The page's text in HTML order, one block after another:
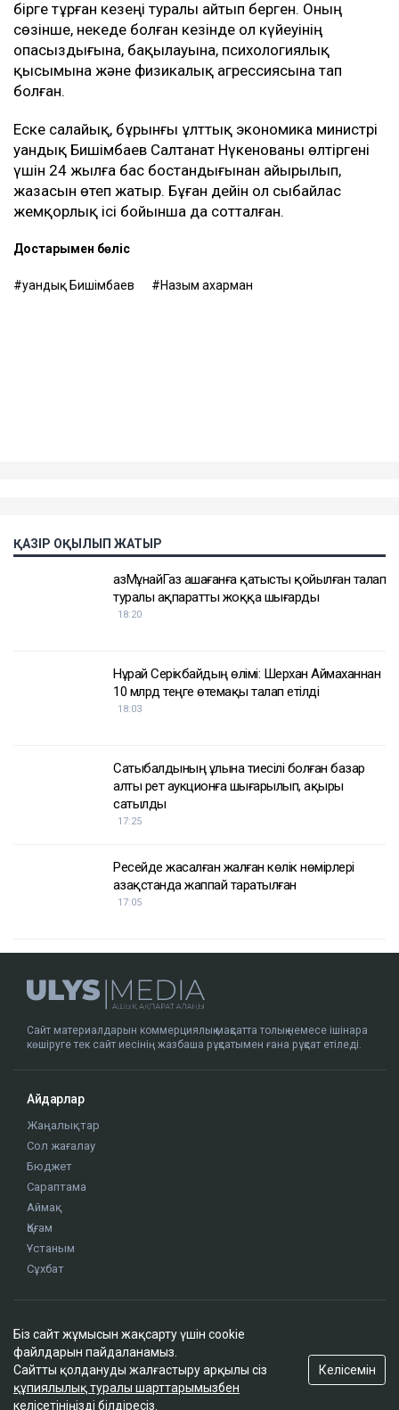
бірге тұрған кезеңі туралы айтып берген. Оның
сөзінше, некеде болған кезінде ол күйеуінің
опасыздығына, бақылауына, психологиялық
қысымына және физикалық агрессиясына тап
болған.
Еске салайық, бұрынғы ұлттық экономика министрі
Қуандық Бишімбаев Салтанат Нүкенованы өлтіргені
үшін 24 жылға бас бостандығынан айырылып,
жазасын өтеп жатыр. Бұған дейін ол сыбайлас
жемқорлық ісі бойынша да сотталған.
Достарыңмен бөліс
Қуандық Бишімбаев Назым Қахарман
ҚАЗІР ОҚЫЛЫП ЖАТЫР
ҚазМұнайГаз Қашағанға қатысты қойылған талап
туралы ақпаратты жоққа шығарды
18:20
Нұрай Серікбайдың өлімі: Шерхан Аймаханнан
10 млрд теңге өтемақы талап етілді
18:03
Сатыбалдының ұлына тиесілі болған базар
алты рет аукционға шығарылып, ақыры
сатылды
17:25
Ресейде жасалған жалған көлік нөмірлері
Қазақстанда жаппай таратылған
17:05
Сайт материалдарын коммерциялық мақсатта толық немесе ішінара
көшіруге тек сайт иесінің жазбаша рұқсатымен ғана рұқсат етіледі.
Айдарлар
Жаңалықтар
Сол жағалау
Бюджет
Сараптама
Аймақ
Қоғам
Ұстаным
Сұхбат
Жоба туралы
Сайт ережелері
Сайттағы жарнама
Біз сайт жұмысын жақсарту үшін cookie
файлдарын пайдаланамыз.
Сайтты қолдануды жалғастыру арқылы сіз
құпиялылық туралы шарттарымызбен
келісетініңізді білдіресіз.
Келісемін